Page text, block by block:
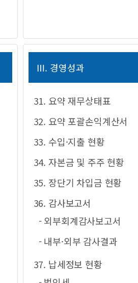
Ⅲ. 경영성과
31. 요약 재무상태표
32. 요약 포괄손익계산서
33. 수입·지출 현황
34. 자본금 및 주주 현황
35. 장단기 차입금 현황
36. 감사보고서
- 외부회계감사보고서
- 내부·외부 감사결과
37. 납세정보 현황